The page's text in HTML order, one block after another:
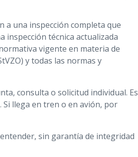
a una inspección completa que
inspección técnica actualizada
vigente en materia de
y todas las normas y
consulta o solicitud individual. Es
llega en tren o en avión, por
sin garantía de integridad